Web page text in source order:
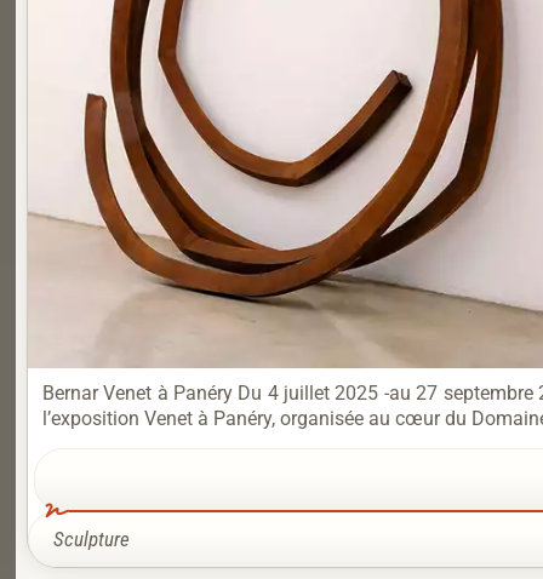
Bernar Venet à Panéry Du 4 juillet 2025 -au 27
l’exposition Venet à Panéry, organisée au cœur du
Sculpture